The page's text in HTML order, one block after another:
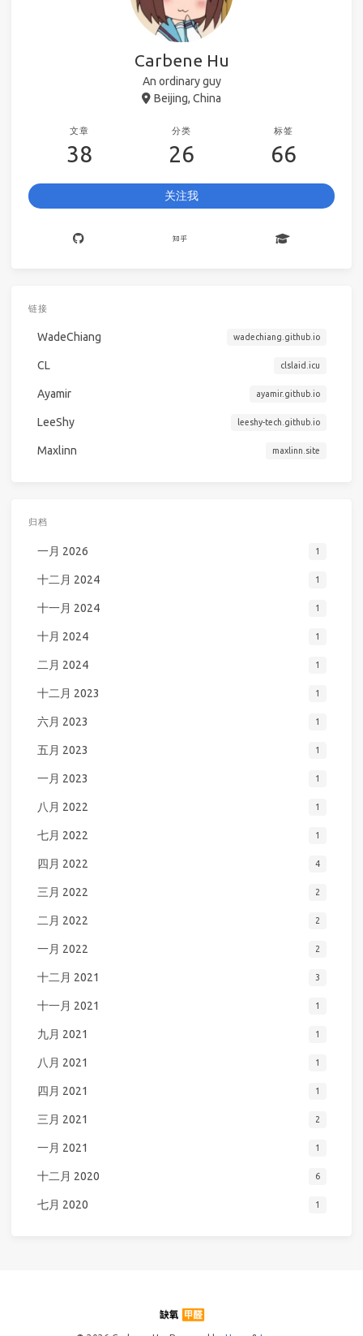
Carbene Hu
An ordinary guy
Beijing, China
文章
38
分类
26
标签
66
关注我
链接
WadeChiang wadechiang.github.io
CL clslaid.icu
Ayamir ayamir.github.io
LeeShy leeshy-tech.github.io
Maxlinn maxlinn.site
归档
一月 2026 1
十二月 2024 1
十一月 2024 1
十月 2024 1
二月 2024 1
十二月 2023 1
六月 2023 1
五月 2023 1
一月 2023 1
八月 2022 1
七月 2022 1
四月 2022 4
三月 2022 2
二月 2022 2
一月 2022 2
十二月 2021 3
十一月 2021 1
九月 2021 1
八月 2021 1
四月 2021 1
三月 2021 2
一月 2021 1
十二月 2020 6
七月 2020 1